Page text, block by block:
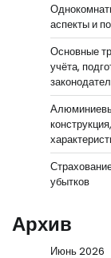
аспекты и
Основные
учёта,
убытков
Архив
Июнь 2026